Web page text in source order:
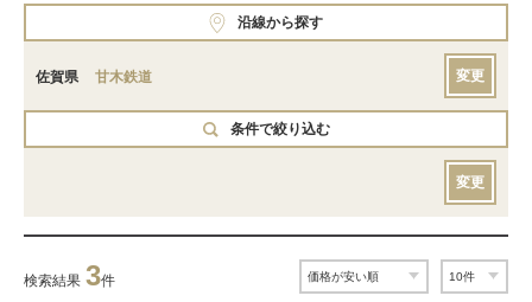
沿線から探す
佐賀県 甘木鉄道 変更
条件で絞り込む
変更
検索結果 3件